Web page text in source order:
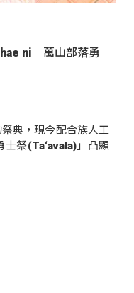
ni｜萬山部落勇
典，現今配合族人工
祭(Ta‘avala)」凸顯